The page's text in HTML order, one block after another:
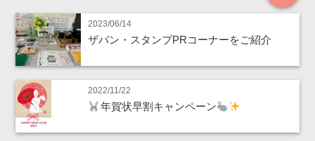
2023/06/14
ザバン・スタンプPRコーナーをご紹介
2022/11/22
年賀状早割キャンペーン